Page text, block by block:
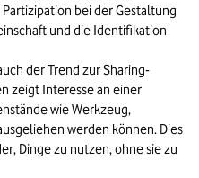
bei der Gestaltung
und die Identifikation
der Trend zur Sharing-
zeigt Interesse an einer
wie Werkzeug,
werden können. Dies
Dinge zu nutzen, ohne sie zu